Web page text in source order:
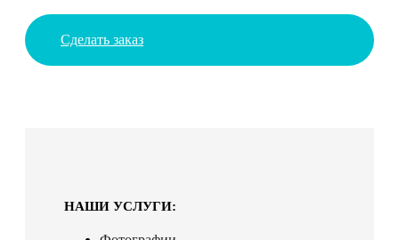
Сделать заказ
НАШИ УСЛУГИ: